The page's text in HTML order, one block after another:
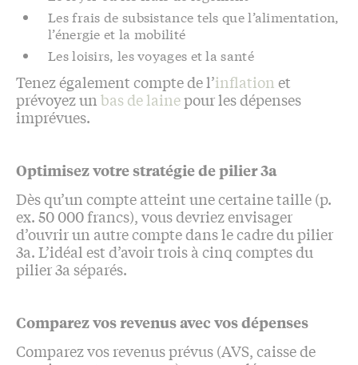
Les frais de subsistance tels que l’alimentation,
l’énergie et la mobilité
Les loisirs, les voyages et la santé
Tenez également compte de l’inflation et
prévoyez un bas de lainepour les dépenses
imprévues.
Optimisez votre stratégie de pilier 3a
Dès qu’un compte atteint une certaine taille (p.
ex. 50 000 francs), vous devriez envisager
d’ouvrir un autre compte dans le cadre du pilier
3a. L’idéal est d’avoir trois à cinq comptes du
pilier 3a séparés.
Comparez vos revenus avec vos dépenses
Comparez vos revenus prévus (AVS, caisse de